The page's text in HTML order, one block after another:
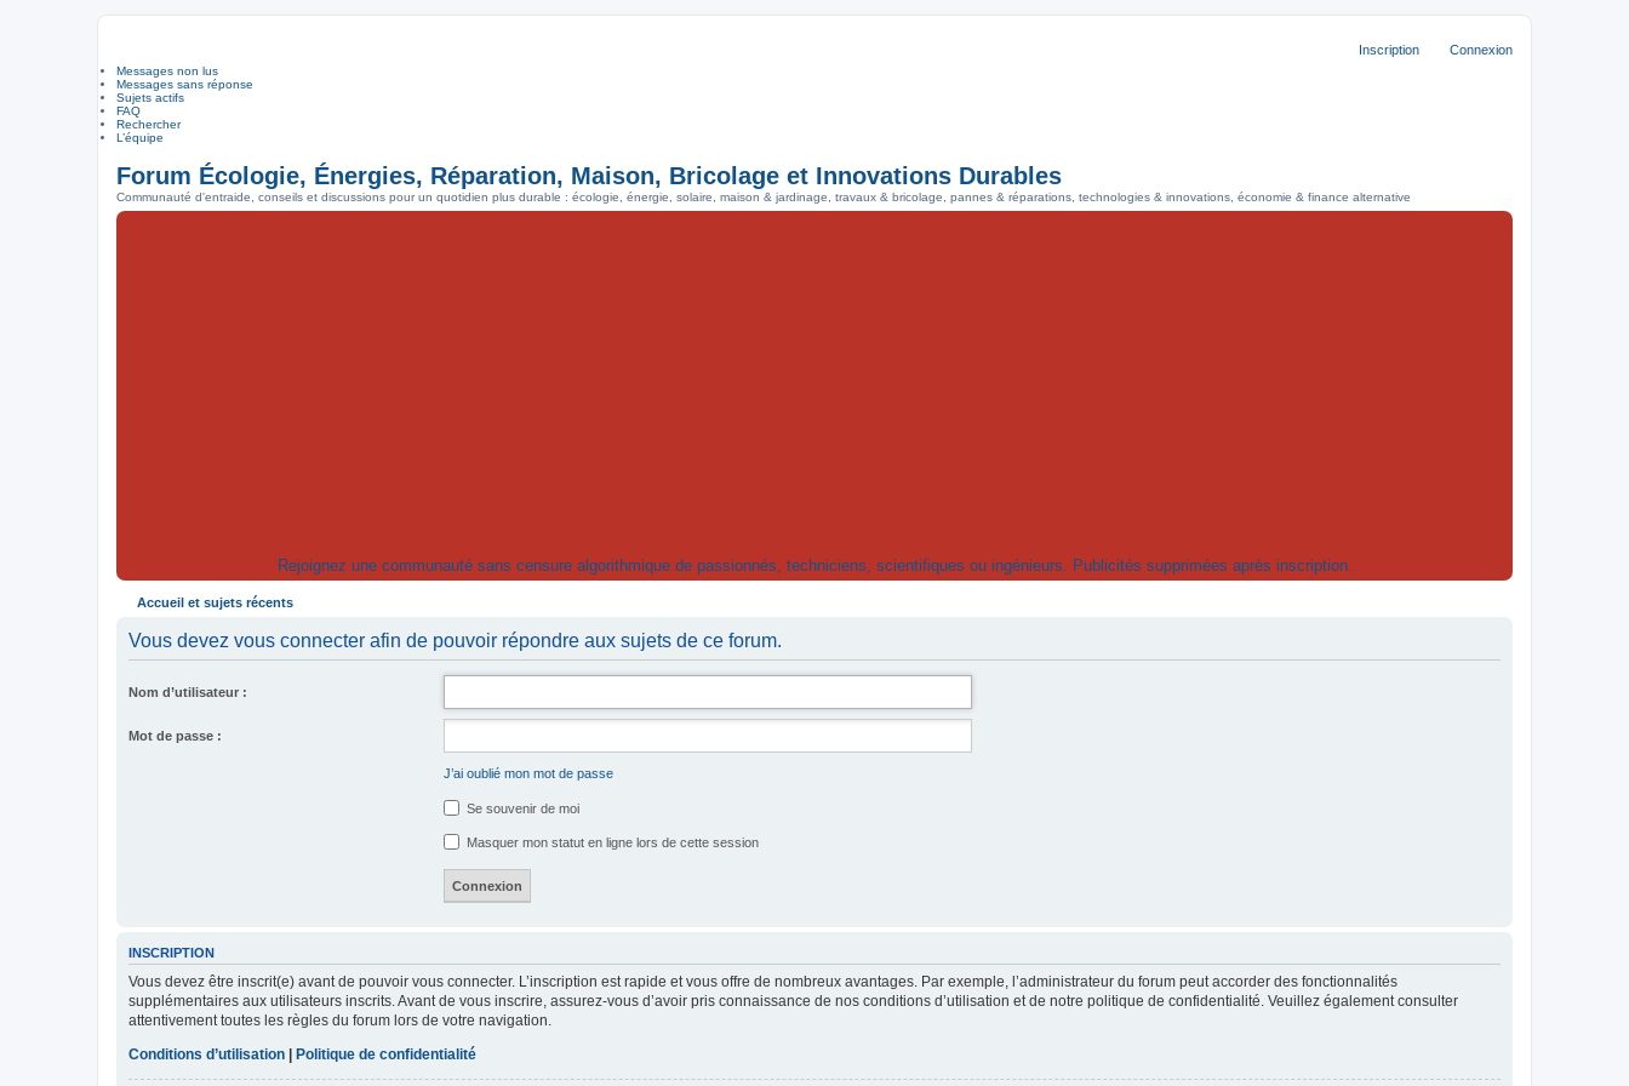
Connexion
Inscription
Messages non lus
Messages sans réponse
Sujets actifs
FAQ
Rechercher
L’équipe
Forum Écologie, Énergies, Réparation, Maison, Bricolage et Innovations Durables
Communauté d'entraide, conseils et discussions pour un quotidien plus durable : écologie, énergie, solaire, maison & jardinage, travaux & bricolage, pannes & réparations, technologies & innovations, économie & finance alternative
Rejoignez une communauté sans censure algorithmique de passionnés, techniciens, scientifiques ou ingénieurs. Publicités supprimées après inscription.
Accueil et sujets récents
Vous devez vous connecter afin de pouvoir répondre aux sujets de ce forum.
Nom d’utilisateur :
Mot de passe :
J’ai oublié mon mot de passe
Se souvenir de moi
Masquer mon statut en ligne lors de cette session
INSCRIPTION
Vous devez être inscrit(e) avant de pouvoir vous connecter. L’inscription est rapide et vous offre de nombreux avantages. Par exemple, l’administrateur du forum peut accorder des fonctionnalités
supplémentaires aux utilisateurs inscrits. Avant de vous inscrire, assurez-vous d’avoir pris connaissance de nos conditions d’utilisation et de notre politique de confidentialité. Veuillez également consulter
attentivement toutes les règles du forum lors de votre navigation.
Conditions d’utilisation | Politique de confidentialité